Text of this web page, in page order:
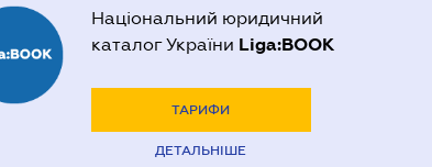
Національний юридичний
каталог України Liga:BOOK
ТАРИФИ
ДЕТАЛЬНІШЕ